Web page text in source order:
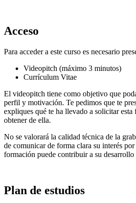
Acceso
Para acceder a este curso es necesario
Videopitch (máximo 3 minutos)
Currículum Vitae
El videopitch tiene como objetivo que
perfil y motivación. Te pedimos que te
expliques qué te ha llevado a solicitar esta
obtener de ella.
No se valorará la calidad técnica de la
de comunicar de forma clara su interés
formación puede contribuir a su desarrollo
Plan de estudios